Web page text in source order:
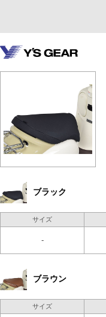
ブラック
サイズ
-
ブラウン
サイズ